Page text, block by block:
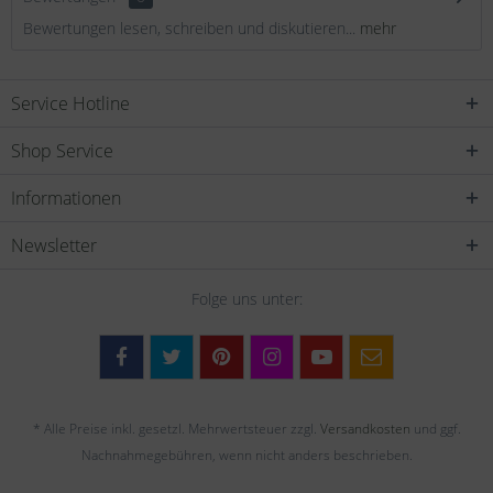
Bewertungen lesen, schreiben und diskutieren... mehr
Service Hotline
Shop Service
Informationen
Newsletter
Folge uns unter:
* Alle Preise inkl. gesetzl. Mehrwertsteuer zzgl. Versandkosten und ggf.
Nachnahmegebühren, wenn nicht anders beschrieben.